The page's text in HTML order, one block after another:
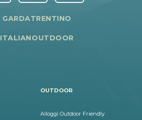
GARDATRENTINO
ITALIANOUTDOOR
OUTDOOR
Alloggi Outdoor Friendly